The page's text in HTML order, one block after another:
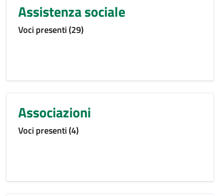
Assistenza sociale
Voci presenti (29)
Associazioni
Voci presenti (4)